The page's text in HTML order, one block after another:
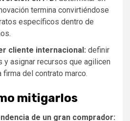
termina convirtiéndose
específicos dentro de
cliente internacional: definir
y asignar recursos que agilicen
del contrato marco.
mitigarlos
de un gran comprador: